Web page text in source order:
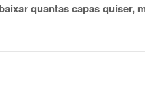
quantas capas quiser,